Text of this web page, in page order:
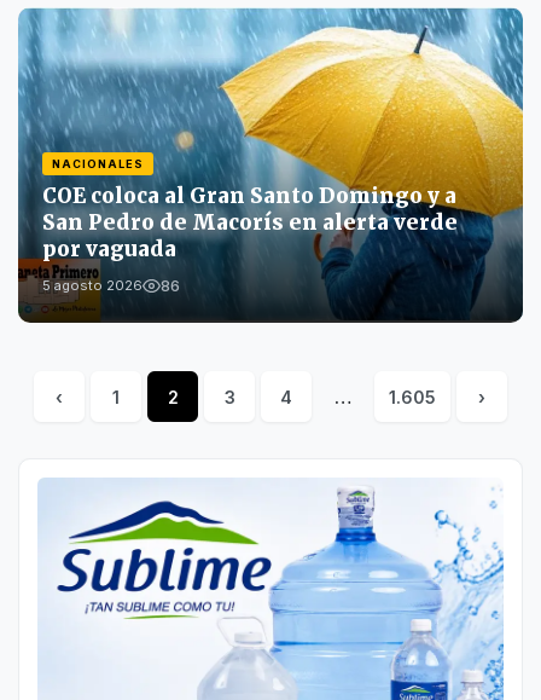
NACIONALES
COE coloca al Gran Santo Domingo y a
San Pedro de Macorís en alerta verde
por vaguada
5 agosto 2026 86
Posts
‹ 1 2 3 4 … 1.605 ›